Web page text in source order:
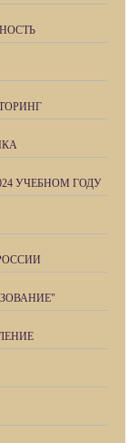
УЧЕБНОМ ГОДУ